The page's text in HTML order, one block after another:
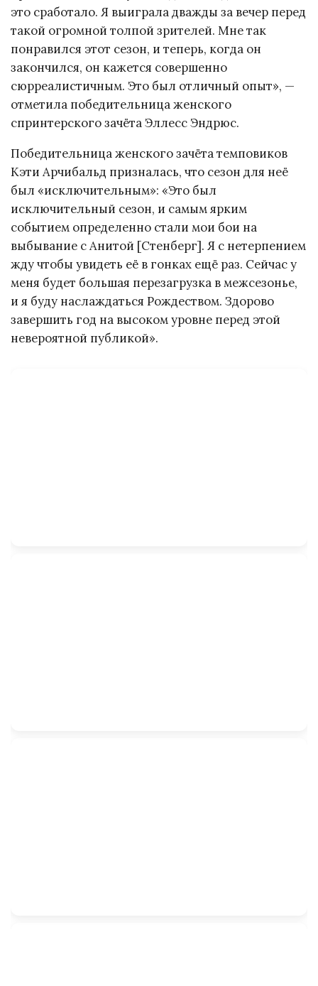
это сработало. Я выиграла дважды за вечер перед
такой огромной толпой зрителей. Мне так
понравился этот сезон, и теперь, когда он
закончился, он кажется совершенно
сюрреалистичным. Это был отличный опыт», —
отметила победительница женского
спринтерского зачёта Эллесс Эндрюс.
Победительница женского зачёта темповиков
Кэти Арчибальд призналась, что сезон для неё
был «исключительным»: «Это был
исключительный сезон, и самым ярким
событием определенно стали мои бои на
выбывание с Анитой [Стенберг]. Я с нетерпением
жду чтобы увидеть её в гонках ещё раз. Сейчас у
меня будет большая перезагрузка в межсезонье,
и я буду наслаждаться Рождеством. Здорово
завершить год на высоком уровне перед этой
невероятной публикой».